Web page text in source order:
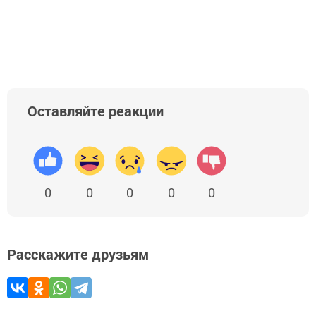
Оставляйте реакции
0 0 0 0 0
Расскажите друзьям